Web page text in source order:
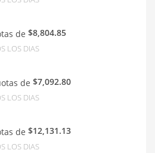
de $8,804.85
LOS DIAS
de $7,092.80
LOS DIAS
de $12,131.13
LOS DIAS